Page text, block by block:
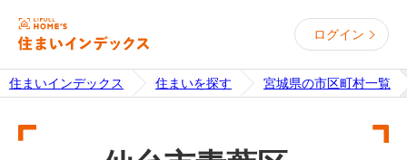
ログイン
住まいインデックス 住まいを探す 宮城県の市区町村一覧